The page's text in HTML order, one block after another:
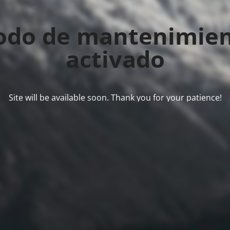
de
activado
Site will be available soon. Thank you for your patience!